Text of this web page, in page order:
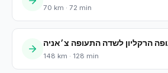
70 km · 72 min
הרקליון לשדה התעופה צ׳אניה
148 km · 128 min